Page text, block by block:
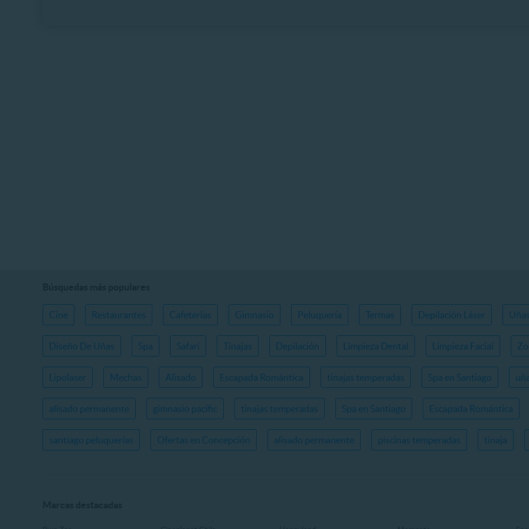
Cine Restaurantes Cafeterías Gimnasio Peluquería Termas Depilación Láser
Diseño De Uñas Spa Safari Tinajas Depilación Limpieza Dental Limpieza Facial
Lipolaser Mechas Alisado Escapada Romántica tinajas temperadas Spa en Santiago
alisado permanente gimnasio pacific tinajas temperadas Spa en Santiago Escapada Romántica
santiago peluquerías Ofertas en Concepción alisado permanente piscinas temperadas tinaja